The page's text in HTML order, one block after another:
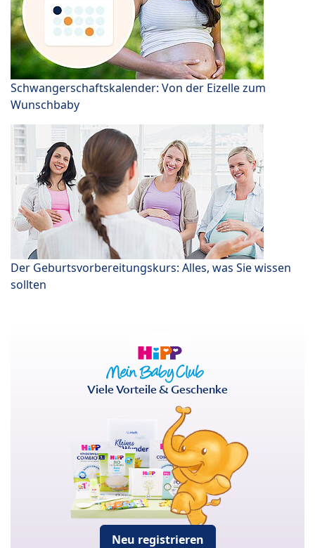
Schwangerschaftskalender: Von der Eizelle zum
Wunschbaby
Der Geburtsvorbereitungskurs: Alles, was Sie wissen
sollten
Viele Vorteile & Geschenke
Neu registrieren